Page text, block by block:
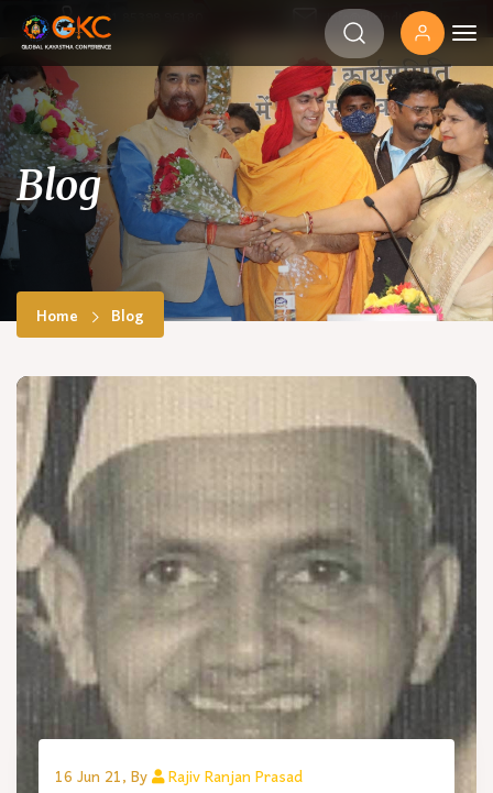
‎+91 85398 96180 info@gkcindia.org
Blog
Home Blog
16 Jun 21, By Rajiv Ranjan Prasad